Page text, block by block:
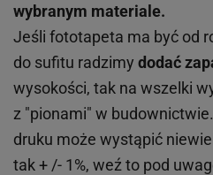
wybranym materiale.
Jeśli fototapeta ma być od
do sufitu radzimy dodać
wysokości, tak na wszelki
z "pionami" w
druku może wystąpić
tak + /- 1%, weź to pod